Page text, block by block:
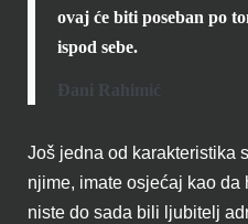
ovaj će biti poseban po
ispod sebe.
Đani Rahimić
Još jedna od karakteristika
njime, imate osjećaj kao
niste do sada bili ljubitelj